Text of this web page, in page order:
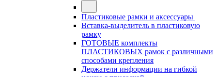
Пластиковые рамки и аксессуары
Вставка-выделитель в пластиковую
рамку
ГОТОВЫЕ комплекты
ПЛАСТИКОВЫХ рамок с различными
способами крепления
Держатели информации на гибкой